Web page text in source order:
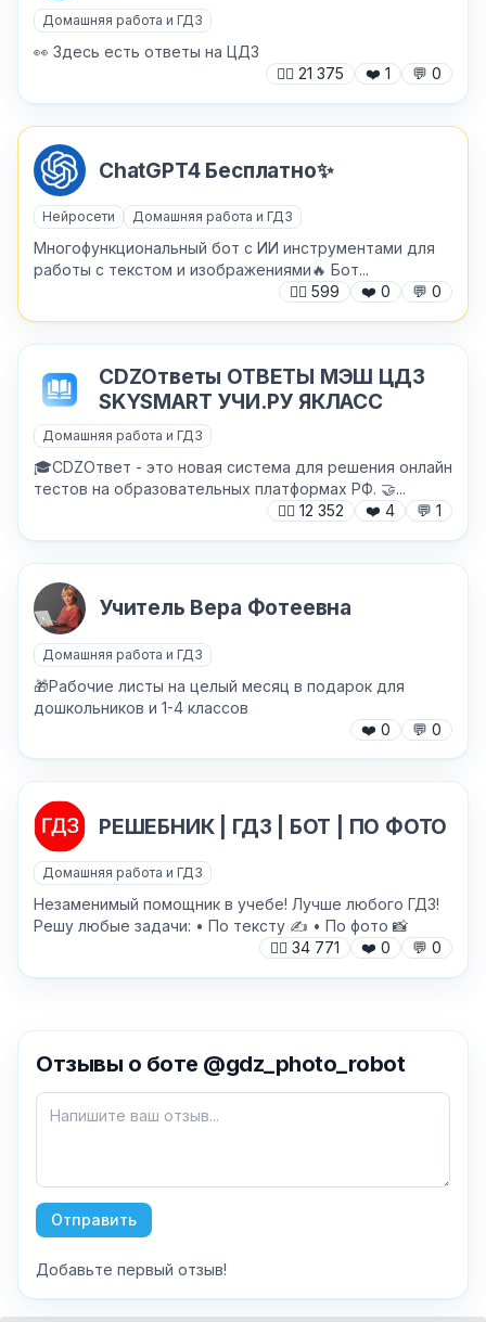
Как добавить бота?
Причина жалобы*
Текст обращения (необязательно)
Хочу получить ответ на email
Отправить
Домашняя работа и ГДЗ
👀 Здесь есть ответы на ЦДЗ
🙍‍♂️ 21 375 ❤️ 1 💬 0
ChatGPT4 Бесплатно✨
Нейросети Домашняя работа и ГДЗ
Многофункциональный бот с ИИ инструментами для
работы с текстом и изображениями🔥 Бот...
🙍‍♂️ 599 ❤️ 0 💬 0
CDZОтветы ОТВЕТЫ МЭШ ЦДЗ
SKYSMART УЧИ.РУ ЯКЛАСС
Домашняя работа и ГДЗ
🎓CDZОтвет - это новая система для решения онлайн
тестов на образовательных платформах РФ. 🤝...
🙍‍♂️ 12 352 ❤️ 4 💬 1
Учитель Вера Фотеевна
Домашняя работа и ГДЗ
🎁Рабочие листы на целый месяц в подарок для
дошкольников и 1-4 классов
❤️ 0 💬 0
РЕШЕБНИК | ГДЗ | БОТ | ПО ФОТО
Домашняя работа и ГДЗ
Незаменимый помощник в учебе! Лучше любого ГДЗ!
Решу любые задачи: • По тексту ✍️ • По фото 📸
🙍‍♂️ 34 771 ❤️ 0 💬 0
Отзывы о боте @gdz_photo_robot
Отправить
Добавьте первый отзыв!